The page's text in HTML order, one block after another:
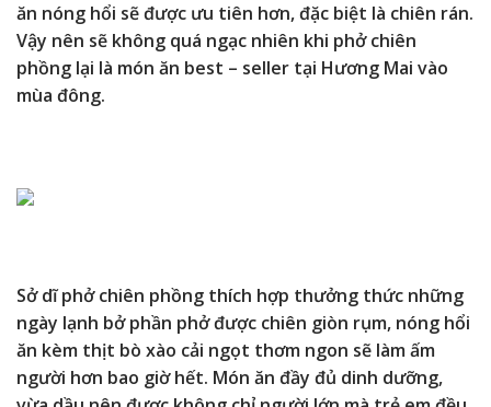
ăn nóng hổi sẽ được ưu tiên hơn, đặc biệt là chiên rán.
Vậy nên sẽ không quá ngạc nhiên khi phở chiên
phồng lại là món ăn best – seller tại Hương Mai vào
mùa đông.
Sở dĩ phở chiên phồng thích hợp thưởng thức những
ngày lạnh bở phần phở được chiên giòn rụm, nóng hổi
ăn kèm thịt bò xào cải ngọt thơm ngon sẽ làm ấm
người hơn bao giờ hết. Món ăn đầy đủ dinh dưỡng,